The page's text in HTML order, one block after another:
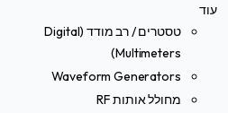
עוד
טסטרים / רב מודד (Digital
Multimeters)
Waveform Generators
מחולל אותות RF